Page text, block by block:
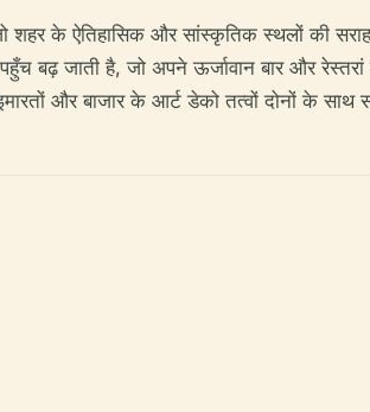
शहर के ऐतिहासिक और सांस्कृतिक स्थलों की
बढ़ जाती है, जो अपने ऊर्जावान बार और
और बाजार के आर्ट डेको तत्वों दोनों के साथ